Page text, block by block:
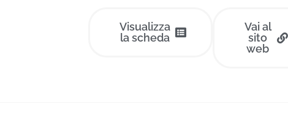
Visualizza
la scheda
Vai al
sito
web